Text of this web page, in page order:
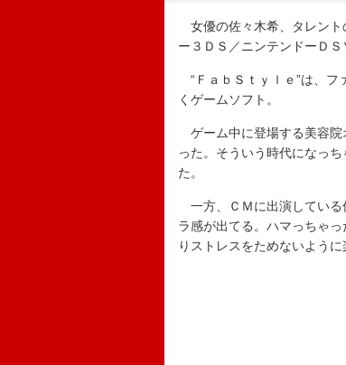
女優の佐々木希、タレント
ー３ＤＳ／ニンテンドーＤＳ
“ＦａｂＳｔｙｌｅ”は、フ
くゲームソフト。
ゲーム中に登場する美容院
った。そういう時代になっ
た。
一方、ＣＭに出演している
ラ感が出てる。ハマっちゃ
りストレスをためないよう